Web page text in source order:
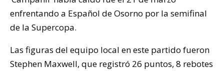
enfrentando a Español de Osorno por la semifinal
de la Supercopa.
Las figuras del equipo local en este partido fueron
Stephen Maxwell, que registró 26 puntos, 8 rebotes